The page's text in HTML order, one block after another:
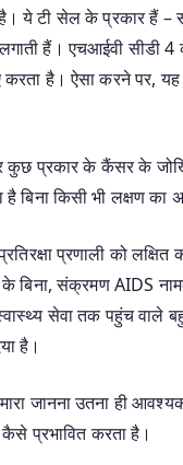
ये टी सेल के प्रकार हैं
हैं। एचआईवी सीडी
करता है। ऐसा करने पर,
प्रकार के कैंसर के
बिना किसी भी लक्षण
प्रणाली को
के बिना, संक्रमण AIDS
सेवा तक पहुंच वाले
है।
जानना उतना ही
प्रभावित करता है।